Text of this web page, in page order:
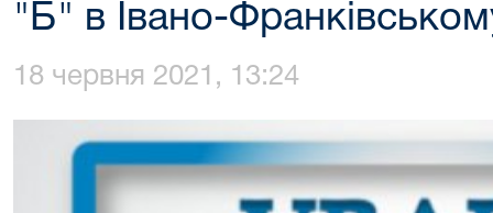
"Б" в Івано-
18 червня 2021, 13:24